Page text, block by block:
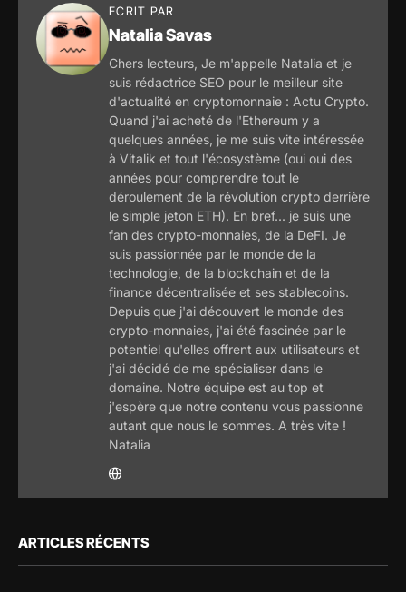
ECRIT PAR
Natalia Savas
Chers lecteurs, Je m'appelle Natalia et je
suis rédactrice SEO pour le meilleur site
d'actualité en cryptomonnaie : Actu Crypto.
Quand j'ai acheté de l'Ethereum y a
quelques années, je me suis vite intéressée
à Vitalik et tout l'écosystème (oui oui des
années pour comprendre tout le
déroulement de la révolution crypto derrière
le simple jeton ETH). En bref... je suis une
fan des crypto-monnaies, de la DeFI. Je
suis passionnée par le monde de la
technologie, de la blockchain et de la
finance décentralisée et ses stablecoins.
Depuis que j'ai découvert le monde des
crypto-monnaies, j'ai été fascinée par le
potentiel qu'elles offrent aux utilisateurs et
j'ai décidé de me spécialiser dans le
domaine. Notre équipe est au top et
j'espère que notre contenu vous passionne
autant que nous le sommes. A très vite !
Natalia
ARTICLES RÉCENTS